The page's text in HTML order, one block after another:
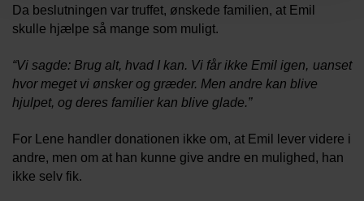
Da beslutningen var truffet, ønskede familien, at Emil
skulle hjælpe så mange som muligt.
“Vi sagde: Brug alt, hvad I kan. Vi får ikke Emil igen, uanset
hvor meget vi ønsker og græder. Men andre kan blive
hjulpet, og deres familier kan blive glade.”
For Lene handler donationen ikke om, at Emil lever videre i
andre, men om at han kunne give andre en mulighed, han
ikke selv fik.